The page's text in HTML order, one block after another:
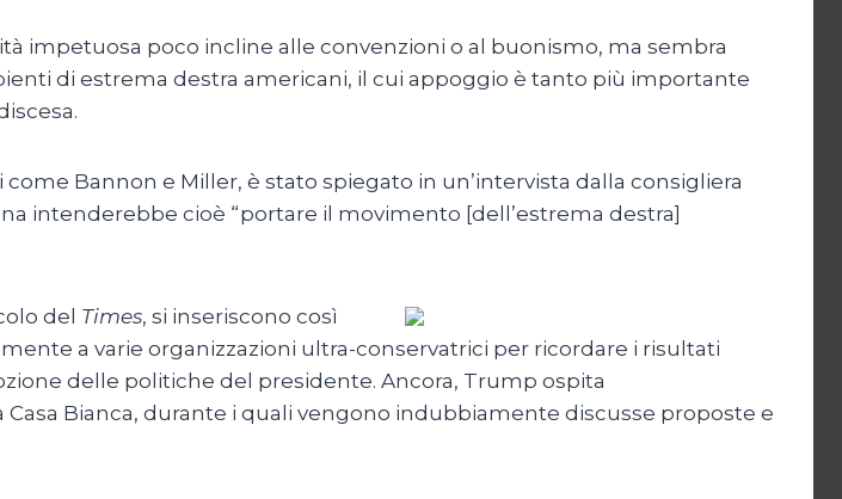
impetuosa poco incline alle convenzioni o al buonismo, ma sembra
di estrema destra americani, il cui appoggio è tanto più importante
Bannon e Miller, è stato spiegato in un’intervista dalla consigliera
intenderebbe cioè “portare il movimento [dell’estrema destra]
del Times, si inseriscono così
a varie organizzazioni ultra-conservatrici per ricordare i risultati
delle politiche del presidente. Ancora, Trump ospita
Bianca, durante i quali vengono indubbiamente discusse proposte e